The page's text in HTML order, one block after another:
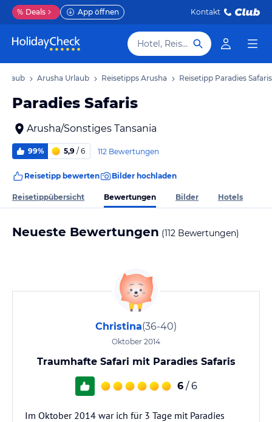
% Deals App öffnen Kontakt
Hotel, Reiseziel
Arusha Urlaub Reisetipps Arusha Reisetipp Paradies Safaris
Paradies Safaris
Arusha/Sonstiges Tansania
99% 5,9 / 6 112 Bewertungen
Reisetipp bewerten Bilder hochladen
Reisetippübersicht Bewertungen Bilder Hotels
Neueste Bewertungen (112 Bewertungen)
Christina(36-40)
Oktober 2014
Traumhafte Safari mit Paradies Safaris
6 / 6
Im Oktober 2014 war ich für 3 Tage mit Paradies